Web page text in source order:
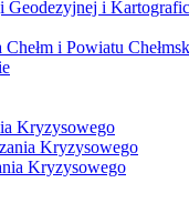
i
i Powiatu
Kryzysowego
Kryzysowego
Kryzysowego